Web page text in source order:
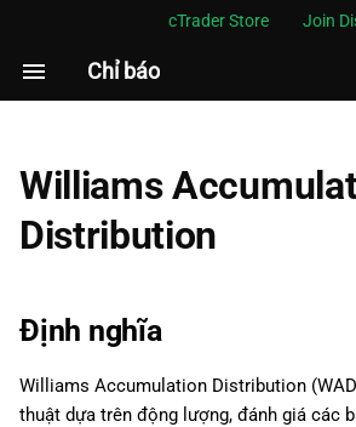
cTrader Store Join
Chỉ báo
I
i
i
l
i
Định nghĩa
Lịch sử
Cách diễn giải
Sự ứng dụng
Williams
Distribution
Định nghĩa
Williams Accumulation Distribution
thuật dựa trên động lượng, đánh giá các